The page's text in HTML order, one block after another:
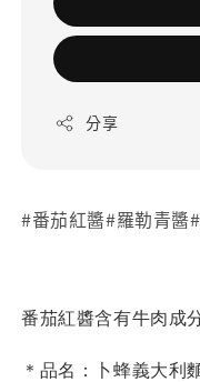
分享
#番茄紅醬#羅勒青醬
番茄紅醬含有牛肉成
＊品名：卜蜂義大利